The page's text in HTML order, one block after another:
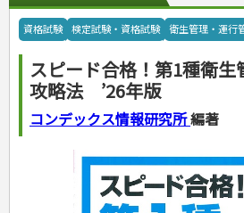
野球
ゴルフ
ジュニアスポーツ
その他スポーツ
アウトドア
犬・猫
園芸・野菜づくり
雑学
娯楽・ゲーム・占い
ナンプレ
ゲーム・マジック
家相・風水・占い
カルチャー・芸術・趣味
音楽・楽器
趣味・鑑賞・カメラ
絵画・デッサン
辞典
語学・旅行会話
運転免許
原付・二輪
普通免許
料理
料理・レシピ
各国料理
お弁当
調理器具クッキング
お菓子・ケーキ・パン
飲み物・お酒
手芸・クラフト
ソーイング
クラフト
インテリア・ハウジング
収納・掃除・暮らし
美容・ファッション
ダイエット・エクササイズ
着物・着つけ
冠婚葬祭・手紙・ペン字
手紙・ペン字
妊娠・出産・育児
離乳食・幼児食・こどもレシピ
健康と保育
家庭医学・健康
ツボ・マッサージ
家庭医学・病気
健康知識
栄養事典
看護・介護
看護一般
介護一般
保育・教育
パネルシアター
指導マニュアル
こどもの本
児童一般
おりがみ・あやとり
なぞなぞ・ゲーム
占い・心理ゲーム
のりもの・ずかん
読み物・絵本
音と光のでる絵本
学参・ドリル
夏休みドリル
総復習ドリル
学習・地図
自由研究・読書感想文
えんぴつちょう
就職活動
就職活動
就職試験
資格試験
英語検定・TOEIC
漢字検定・数学検定
簿記検定
経営・経済・法律
マネー・株・資産
ビジネス・法律
自己啓発
旅行・歴史
国内・海外旅行
資格試験 検定試験・資格試験 衛生管理・運行
スピード合格！第1種衛
攻略法 ’26年版
コンデックス情報研究所編著